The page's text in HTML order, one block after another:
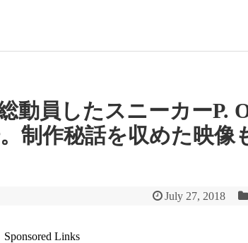
動員したスニーカーP.
制作秘話を収めた映像
July 27, 2018
Sponsored Links